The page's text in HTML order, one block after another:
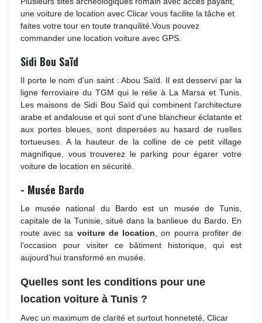
une voiture de location avec Clicar vous facilite la tâche et
faites votre tour en toute tranquilité.Vous pouvez
commander une location voiture avec GPS.
Sidi Bou Saïd
Il porte le nom d'un saint : Abou Saïd. Il est desservi par la
ligne ferroviaire du TGM qui le relie à La Marsa et Tunis.
Les maisons de Sidi Bou Saïd qui combinent l'architecture
arabe et andalouse et qui sont d'une blancheur éclatante et
aux portes bleues, sont dispersées au hasard de ruelles
tortueuses. A la hauteur de la colline de ce petit village
magnifique, vous trouverez le parking pour égarer votre
voiture de location en sécurité.
- Musée Bardo
Le musée national du Bardo est un musée de Tunis,
capitale de la Tunisie, situé dans la banlieue du Bardo. En
route avec sa voiture de location , on pourra profiter de
l’occasion pour visiter ce bâtiment historique, qui est
aujourd’hui transformé en musée.
Quelles sont les conditions pour une
location voiture à Tunis ?
Avec un maximum de clarité et surtout honneteté, Clicar